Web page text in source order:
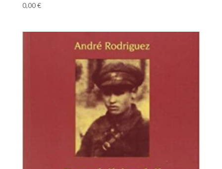
0,00€